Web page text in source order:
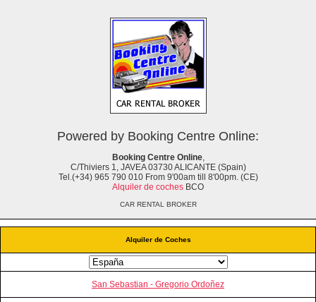
Alquiler de Coches
San Sebastian - Gregorio Ordoñez
Powered by Booking Centre Online:
Booking Centre Online,
C/Thiviers 1, JAVEA 03730 ALICANTE (Spain)
Tel.(+34) 965 790 010 From 9'00am till 8'00pm. (CE)
Alquiler de coches BCO
CAR RENTAL BROKER